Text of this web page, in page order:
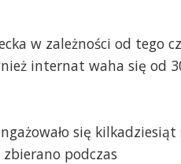
w zależności od tego
internat waha się od
się kilkadziesiąt
podczas